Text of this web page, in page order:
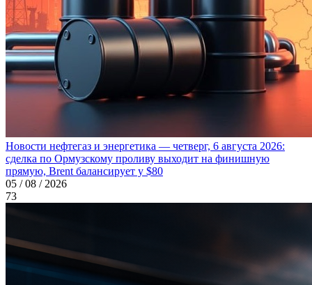
Новости нефтегаз и энергетика — четверг, 6 августа 2026:
сделка по Ормузскому проливу выходит на финишную
прямую, Brent балансирует у $80
05 / 08 / 2026
73